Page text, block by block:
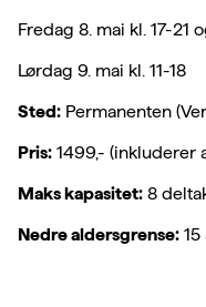
Fredag 8. mai kl. 17-21
Lørdag 9. mai kl. 11-18
Sted: Permanenten
Pris: 1499,- (inkluderer
Maks kapasitet: 8
Nedre aldersgrense: 15